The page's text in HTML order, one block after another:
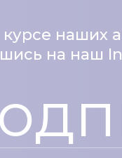
курсе наших
на наш